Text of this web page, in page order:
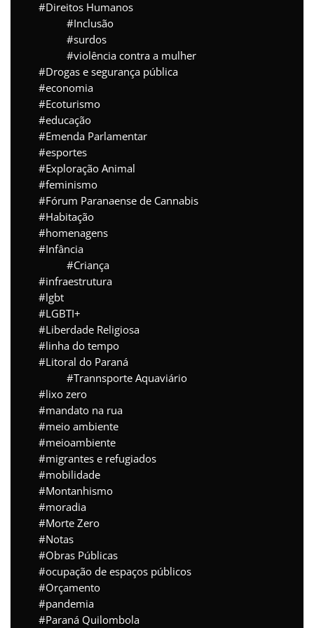
Direitos Humanos
Inclusão
surdos
violência contra a mulher
Drogas e segurança pública
economia
Ecoturismo
educação
Emenda Parlamentar
esportes
Exploração Animal
feminismo
Fórum Paranaense de Cannabis
Habitação
homenagens
Infância
Criança
infraestrutura
lgbt
LGBTI+
Liberdade Religiosa
linha do tempo
Litoral do Paraná
Trannsporte Aquaviário
lixo zero
mandato na rua
meio ambiente
meioambiente
migrantes e refugiados
mobilidade
Montanhismo
moradia
Morte Zero
Notas
Obras Públicas
ocupação de espaços públicos
Orçamento
pandemia
Paraná Quilombola